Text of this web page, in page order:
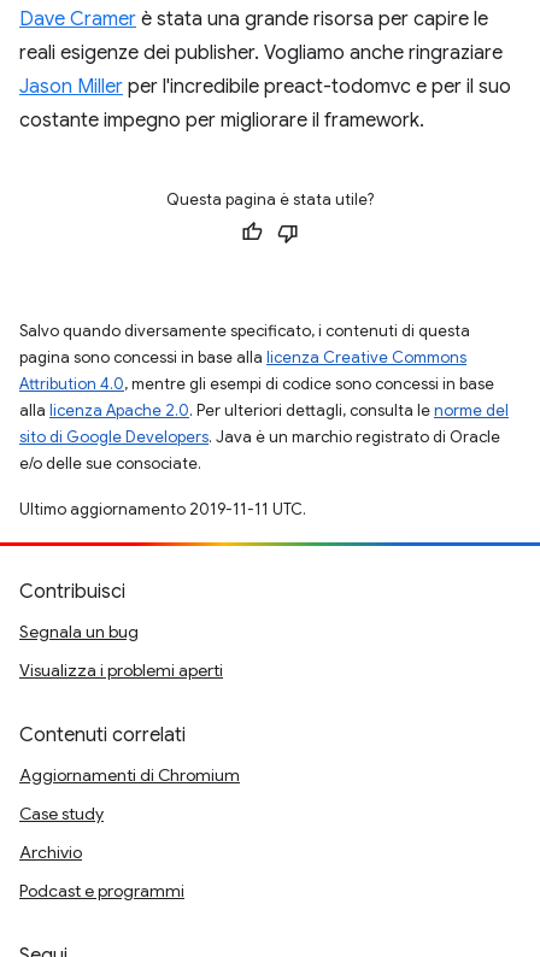
Dave Cramer è stata una grande risorsa per capire le
reali esigenze dei publisher. Vogliamo anche ringraziare
Jason Miller per l'incredibile preact-todomvc e per il suo
costante impegno per migliorare il framework.
Questa pagina è stata utile?
Salvo quando diversamente specificato, i contenuti di questa
pagina sono concessi in base alla licenza Creative Commons
Attribution 4.0, mentre gli esempi di codice sono concessi in base
alla licenza Apache 2.0. Per ulteriori dettagli, consulta lenorme del
sito di Google Developers. Java è un marchio registrato di Oracle
e/o delle sue consociate.
Ultimo aggiornamento 2019-11-11 UTC.
Contribuisci
Segnala un bug
Visualizza i problemi aperti
Contenuti correlati
Aggiornamenti di Chromium
Case study
Archivio
Podcast e programmi